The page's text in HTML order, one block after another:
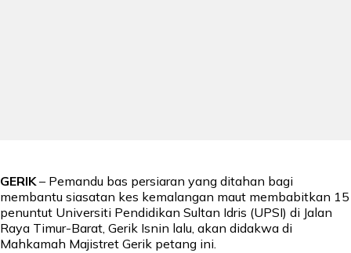
GERIK– Pemandu bas persiaran yang ditahan bagi
membantu siasatan kes kemalangan maut membabitkan 15
penuntut Universiti Pendidikan Sultan Idris (UPSI) di Jalan
Raya Timur-Barat, Gerik Isnin lalu, akan didakwa di
Mahkamah Majistret Gerik petang ini.